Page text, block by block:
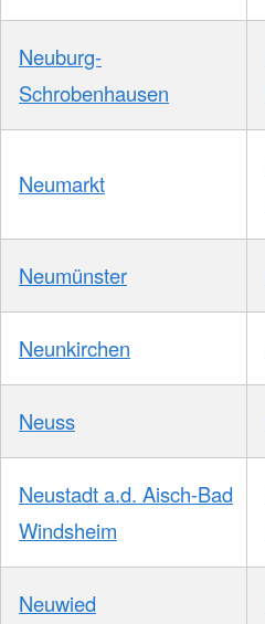
Neuburg-
Schrobenhausen
Neumarkt
Neumünster
Neunkirchen
Neuss
Neustadt a.d. Aisch-Bad
Windsheim
Neuwied